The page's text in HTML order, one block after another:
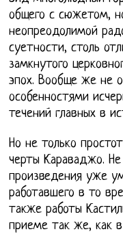
общего с сюжетом,
неопреодолимой
суетности, столь
замкнутого
эпох. Вообще же не
особенностями
течений главных в
Но не только
черты Караваджо. Не
произведения уже
работавшего в то
также работы
приеме так же, как